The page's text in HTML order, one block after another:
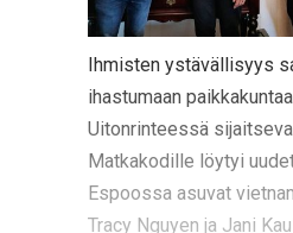
Ihmisten ystävällisyys
ihastumaan
Uitonrinteessä
Matkakodille löytyi
Espoossa asuvat
Tracy Nguyen ja Jani